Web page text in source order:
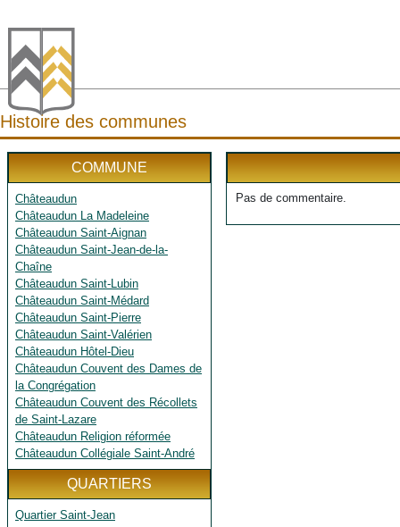
Histoire des communes
COMMUNE
Châteaudun
Châteaudun La Madeleine
Châteaudun Saint-Aignan
Châteaudun Saint-Jean-de-la-
Chaîne
Châteaudun Saint-Lubin
Châteaudun Saint-Médard
Châteaudun Saint-Pierre
Châteaudun Saint-Valérien
Châteaudun Hôtel-Dieu
Châteaudun Couvent des Dames de
la Congrégation
Châteaudun Couvent des Récollets
de Saint-Lazare
Châteaudun Religion réformée
Châteaudun Collégiale Saint-André
QUARTIERS
Quartier Saint-Jean
Pas de commentaire.